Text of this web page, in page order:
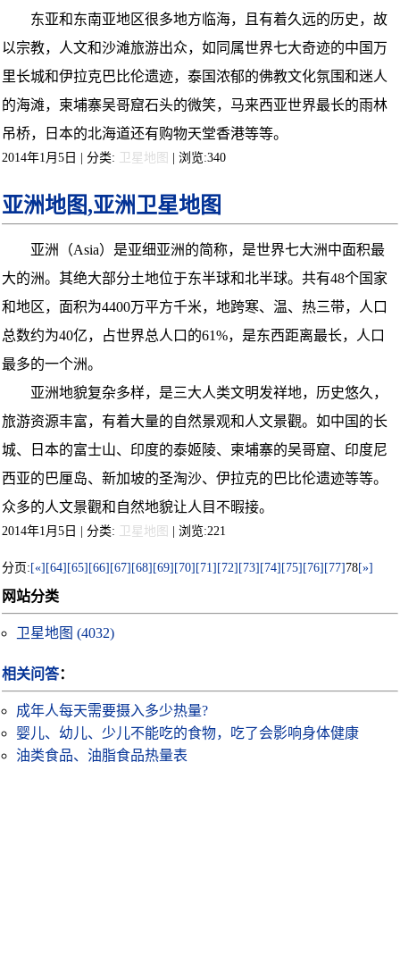
东亚和东南亚地区很多地方临海，且有着久远的历史，故
以宗教，人文和沙滩旅游出众，如同属世界七大奇迹的中国万
里长城和伊拉克巴比伦遗迹，泰国浓郁的佛教文化氛围和迷人
的海滩，柬埔寨吴哥窟石头的微笑，马来西亚世界最长的雨林
吊桥，日本的北海道还有购物天堂香港等等。
2014年1月5日 | 分类: 卫星地图 | 浏览:340
亚洲地图,亚洲卫星地图
亚洲（Asia）是亚细亚洲的简称，是世界七大洲中面积最
大的洲。其绝大部分土地位于东半球和北半球。共有48个国家
和地区，面积为4400万平方千米，地跨寒、温、热三带，人口
总数约为40亿，占世界总人口的61%，是东西距离最长，人口
最多的一个洲。
亚洲地貌复杂多样，是三大人类文明发祥地，历史悠久，
旅游资源丰富，有着大量的自然景观和人文景觀。如中国的长
城、日本的富士山、印度的泰姬陵、柬埔寨的吴哥窟、印度尼
西亚的巴厘岛、新加坡的圣淘沙、伊拉克的巴比伦遗迹等等。
众多的人文景觀和自然地貌让人目不暇接。
2014年1月5日 | 分类: 卫星地图 | 浏览:221
分页: [«] [64] [65] [66] [67] [68] [69] [70] [71] [72] [73] [74] [75] [76] [77] 78[»]
网站分类
卫星地图 (4032)
相关问答：
成年人每天需要摄入多少热量?
婴儿、幼儿、少儿不能吃的食物，吃了会影响身体健康
油类食品、油脂食品热量表